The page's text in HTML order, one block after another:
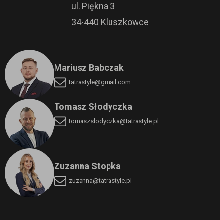
ul. Piękna 3
34-440 Kluszkowce
Mariusz Babczak
tatrastyle@gmail.com
Tomasz Słodyczka
tomaszslodyczka@tatrastyle.pl
Zuzanna Stopka
zuzanna@tatrastyle.pl